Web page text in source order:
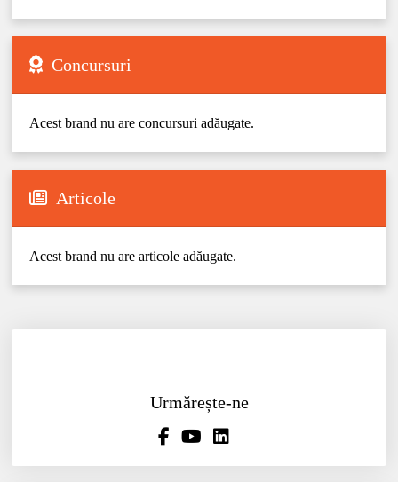
Concursuri
Acest brand nu are concursuri adăugate.
Articole
Acest brand nu are articole adăugate.
Urmărește-ne